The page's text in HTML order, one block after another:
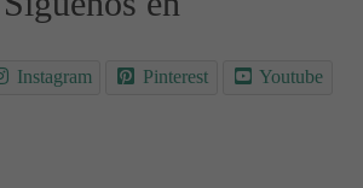
Instagram Pinterest Youtube